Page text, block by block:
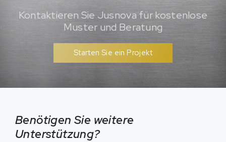
Kontaktieren Sie Jusnova für kostenlose
Muster und Beratung
Starten Sie ein Projekt
Benötigen Sie weitere
Unterstützung?